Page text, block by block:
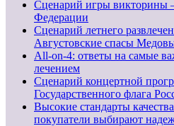
Сценарий игры викторины
Федерации
Сценарий летнего
Августовские спасы
All-on-4: ответы на самые
лечением
Сценарий концертной
Государственного флага
Высокие стандарты
покупатели выбирают